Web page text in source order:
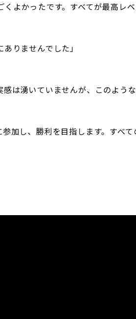
よかったです。すべてが最高レベ
りませんでした」
は湧いていませんが、このよう
加し、勝利を目指します。すべ